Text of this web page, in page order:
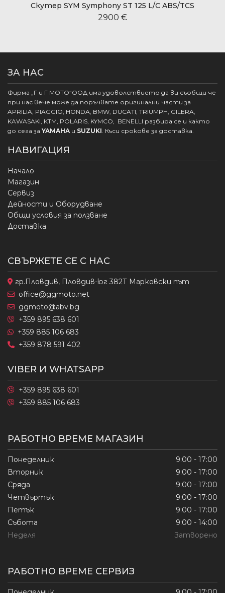
Скутер SYM Symphony ST 125 L/C ABS/TCS
2900 €
ЗА НАС
Фирма „Г и Г МОТО“ООД има удоволствието да ви съобщи че
при нас вече може да поръчвате оригинални части за
APRILIA, PIAGGIO, HONDA, BMW, DUCATI, TRIUMPH, GILERA,
KAWASAKI, KTM, POLARIS, KYMCO, BENELLI разбира се и както
до сега за YAMAHA и SUZUKI. Къси срокове за доставка.
НАВИГАЦИЯ
Начало
Магазин
Сервиз
Дейности и Оборудване
Общи условия за ползване
Доставка
СВЪРЖЕТЕ СЕ С НАС
гр.Пловдив, Пловдив-юг 382Т Марковски път
office@ggmoto.net
ggmoto@abv.bg
+359 895 638 601
+359 885 106 683
+359 878 591 402
VIBER И WHATSAPP
+359 895 638 601
+359 885 106 683
РАБОТНО ВРЕМЕ МАГАЗИН
Понеделник
9:00 - 17:00
Вторник
9:00 - 17:00
Сряда
9:00 - 17:00
Четвъртък
9:00 - 17:00
Петък
9:00 - 17:00
Събота
9:00 - 14:00
Неделя
Затворено
РАБОТНО ВРЕМЕ СЕРВИЗ